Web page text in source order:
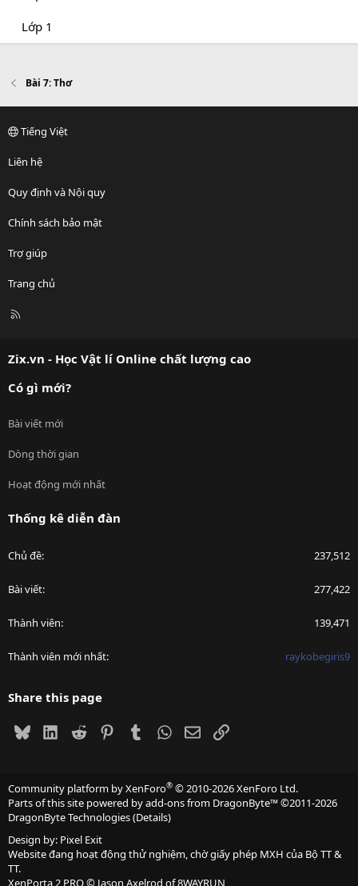
Lớp 1
Bài 7: Thơ
Tiếng Việt
Liên hệ
Quy định và Nội quy
Chính sách bảo mật
Trợ giúp
Trang chủ
R
Zix.vn - Học Vật lí Online chất lượng cao
Có gì mới?
Bài viết mới
Dòng thời gian
Hoạt động mới nhất
Thống kê diễn đàn
Chủ đề 237,512
Bài viết 277,422
Thành viên 139,471
Thành viên mới nhất raykobegiris9
Share this page
BlueskyLinkedIn
Reddit PinterestTumblrWhatsApp
EmailLink
Community platform by XenForo® © 2010-2026 XenForo Ltd.
Parts of this site powered byadd-ons from DragonByte™©2011-2026
DragonByte Technologies(Details)
Design by: Pixel Exit
Website đang hoạt động thử nghiệm, chờ giấy phép MXH của Bộ TT &
TT.
XenPorta 2 PRO© Jason Axelrod of8WAYRUN